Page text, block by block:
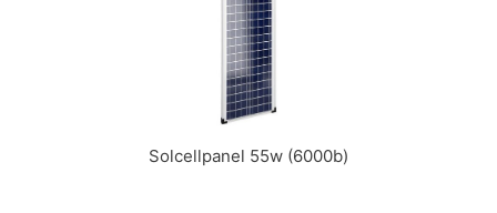
Solcellpanel 55w (6000b)